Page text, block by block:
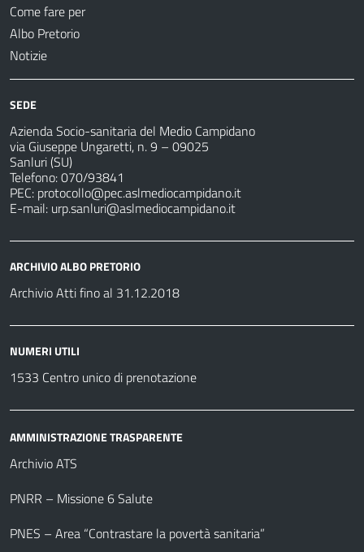
Come fare per
Albo Pretorio
Notizie
SEDE
Azienda Socio-sanitaria del Medio Campidano
via Giuseppe Ungaretti, n. 9 – 09025
Sanluri (SU)
Telefono: 070/93841
PEC: protocollo@pec.aslmediocampidano.it
E-mail: urp.sanluri@aslmediocampidano.it
ARCHIVIO ALBO PRETORIO
Archivio Atti fino al 31.12.2018
NUMERI UTILI
1533 Centro unico di prenotazione
AMMINISTRAZIONE TRASPARENTE
Archivio ATS
PNRR – Missione 6 Salute
PNES – Area “Contrastare la povertà sanitaria”